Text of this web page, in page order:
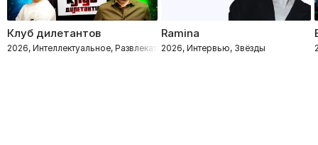
Клуб дилетантов
2026, Интеллектуальное, Развлекательное
Ramina
2026, Интервью, Звёзды